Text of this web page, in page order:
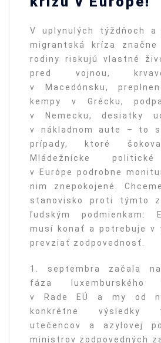
V uplynulých týždňoch a
migrantská kríza
rodiny riskujú vlastné
pred vojnou,
v Macedónsku,
kempy v Grécku,
v Nemecku, desiatky
v nákladnom aute – to
prípady, ktoré
Mládežnícke
v Európe podrobne
nim znepokojené.
stanovisko proti týmto
ľudským podmienkam:
musí konať a potrebuje v
prevziať zodpovednosť.
1. septembra začala
fáza luxemburského
v Rade EÚ a my od
konkrétne výsledky
utečencov a azylovej
ministrov zodpovedných